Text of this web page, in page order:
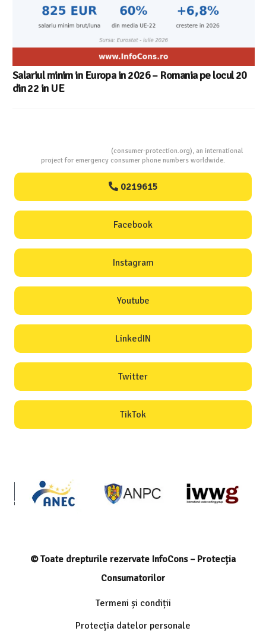
Salariul minim in Europa in 2026 – Romania pe locul 20
din 22 in UE
(consumer-protection.org), an international
project for emergency consumer phone numbers worldwide.
0219615
Facebook
Instagram
Youtube
LinkedIN
Twitter
TikTok
© Toate drepturile rezervate InfoCons – Protecția
Consumatorilor
Termeni și condiții
Protecția datelor personale